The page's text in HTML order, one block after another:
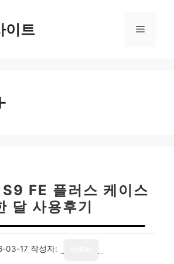
이트 메
FE 플러스 케이스
달 사용후기
03-17 작성자: